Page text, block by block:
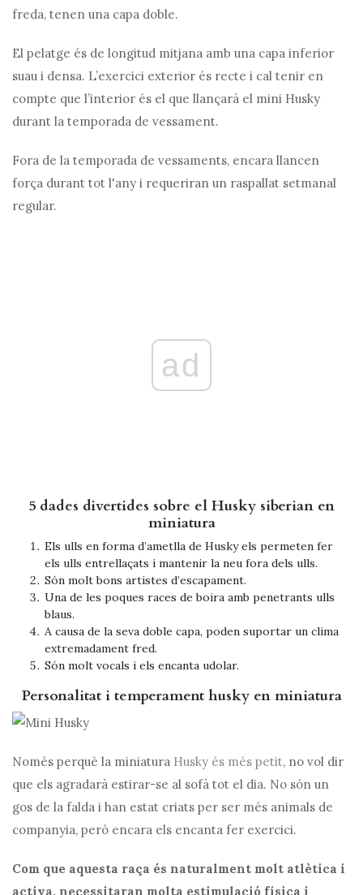
freda, tenen una capa doble.
El pelatge és de longitud mitjana amb una capa inferior
suau i densa. L’exercici exterior és recte i cal tenir en
compte que l’interior és el que llançarà el mini Husky
durant la temporada de vessament.
Fora de la temporada de vessaments, encara llancen
força durant tot l'any i requeriran un raspallat setmanal
regular.
ad
5 dades divertides sobre el Husky siberian en
miniatura
Els ulls en forma d’ametlla de Husky els permeten fer
els ulls entrellaçats i mantenir la neu fora dels ulls.
Són molt bons artistes d’escapament.
Una de les poques races de boira amb penetrants ulls
blaus.
A causa de la seva doble capa, poden suportar un clima
extremadament fred.
Són molt vocals i els encanta udolar.
Personalitat i temperament husky en miniatura
Només perquè la miniatura Husky és més petit, no vol dir
que els agradarà estirar-se al sofà tot el dia. No són un
gos de la falda i han estat criats per ser més animals de
companyia, però encara els encanta fer exercici.
Com que aquesta raça és naturalment molt atlètica i
activa, necessitaran molta estimulació física i